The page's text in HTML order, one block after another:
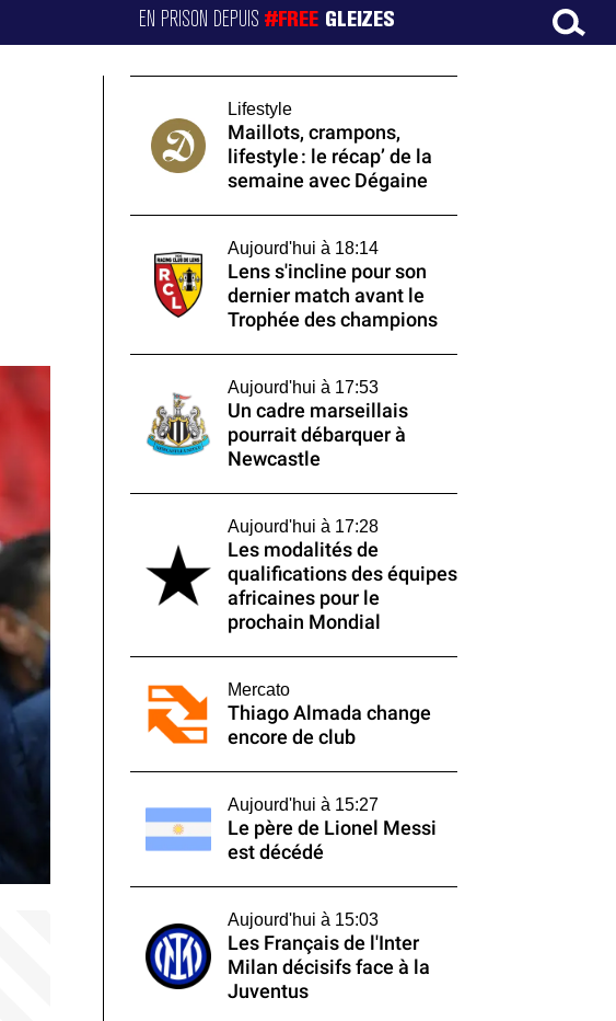
EN PRISON DEPUIS#FREE GLEIZES
Lifestyle
Maillots, crampons,
lifestyle : le récap’ de la
semaine avec Dégaine
Aujourd'hui à 18:14
Lens s'incline pour son
dernier match avant le
Trophée des champions
Aujourd'hui à 17:53
Un cadre marseillais
pourrait débarquer à
Newcastle
Aujourd'hui à 17:28
Les modalités de
qualifications des équipes
africaines pour le
prochain Mondial
Mercato
Thiago Almada change
encore de club
Aujourd'hui à 15:27
Le père de Lionel Messi
est décédé
Aujourd'hui à 15:03
Les Français de l'Inter
Milan décisifs face à la
Juventus